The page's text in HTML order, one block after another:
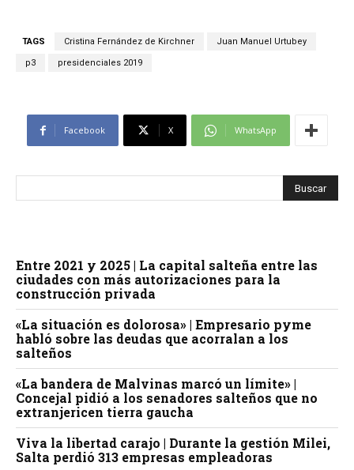
TAGS Cristina Fernández de Kirchner Juan Manuel Urtubey
p3 presidenciales 2019
Facebook X WhatsApp
Entre 2021 y 2025 | La capital salteña entre las
ciudades con más autorizaciones para la
construcción privada
«La situación es dolorosa» | Empresario pyme
habló sobre las deudas que acorralan a los
salteños
«La bandera de Malvinas marcó un límite» |
Concejal pidió a los senadores salteños que no
extranjericen tierra gaucha
Viva la libertad carajo | Durante la gestión Milei,
Salta perdió 313 empresas empleadoras